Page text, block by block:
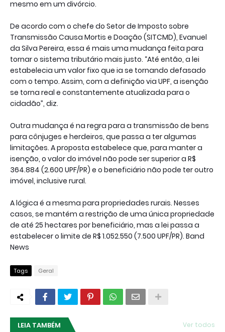
mesmo em um divórcio.
De acordo com o chefe do Setor de Imposto sobre
Transmissão Causa Mortis e Doação (SITCMD), Evanuel
da Silva Pereira, essa é mais uma mudança feita para
tornar o sistema tributário mais justo. “Até então, a lei
estabelecia um valor fixo que ia se tornando defasado
com o tempo. Assim, com a definição via UPF, a isenção
se torna real e constantemente atualizada para o
cidadão”, diz.
Outra mudança é na regra para a transmissão de bens
para cônjuges e herdeiros, que passa a ter algumas
limitações. A proposta estabelece que, para manter a
isenção, o valor do imóvel não pode ser superior a R$
364.884 (2.600 UPF/PR) e o beneficiário não pode ter outro
imóvel, inclusive rural.
A lógica é a mesma para propriedades rurais. Nesses
casos, se mantém a restrição de uma única propriedade
de até 25 hectares por beneficiário, mas a lei passa a
estabelecer o limite de R$ 1.052.550 (7.500 UPF/PR). Band
News
Tags Geral
LEIA TAMBÉM Ver todos